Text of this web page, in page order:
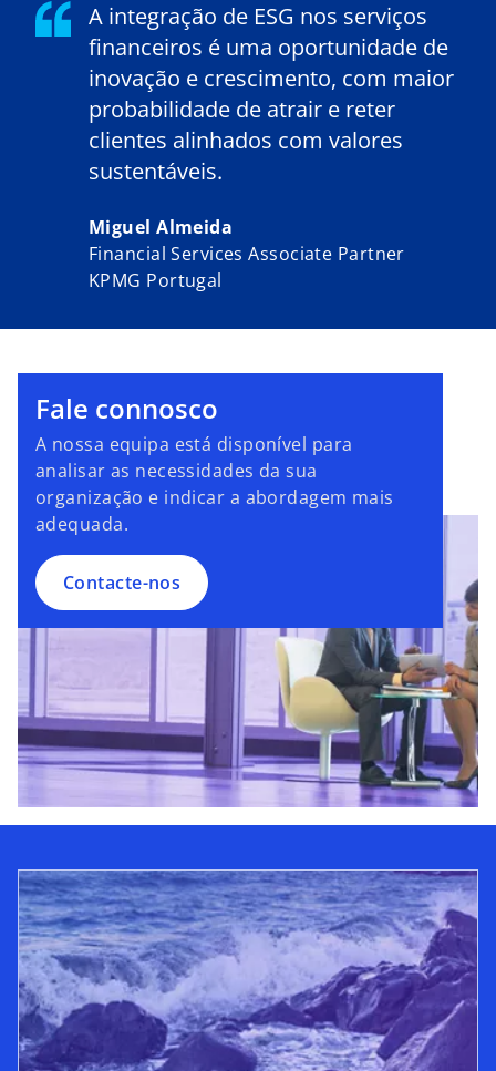
A integração de ESG nos serviços
financeiros é uma oportunidade de
inovação e crescimento, com maior
probabilidade de atrair e reter
clientes alinhados com valores
sustentáveis.
Miguel Almeida
Financial Services Associate Partner
KPMG Portugal
Fale connosco
A nossa equipa está disponível para
analisar as necessidades da sua
organização e indicar a abordagem mais
adequada.
Contacte-nos